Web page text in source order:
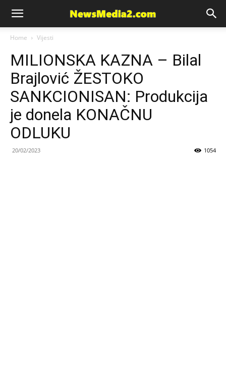
News
Media
Home Vijesti
MILIONSKA KAZNA – Bilal
Brajlović ŽESTOKO
SANKCIONISAN: Produkcija
je donela KONAČNU
ODLUKU
20/02/2023 1054